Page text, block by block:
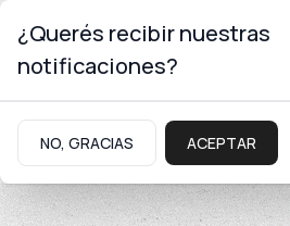
¿Querés recibir nuestras
notificaciones?
NO, GRACIAS ACEPTAR